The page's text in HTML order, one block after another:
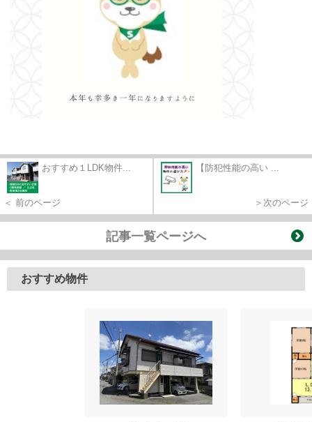
おすすめ１LDK物件...
＜ 前のページ
【防犯性能の高い ...
＞次のページ
記事一覧ページへ
おすすめ物件